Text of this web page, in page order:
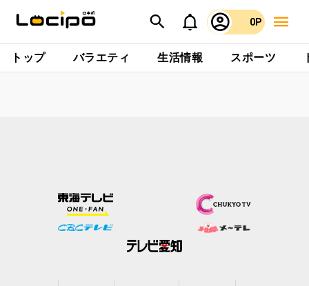
0P
トップ バラエティ 生活情報 スポーツ